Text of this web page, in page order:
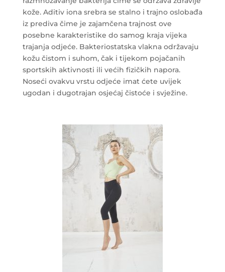
kože. Aditiv iona srebra se stalno i trajno oslobađa
iz prediva čime je zajamčena trajnost ove
posebne karakteristike do samog kraja vijeka
trajanja odjeće. Bakteriostatska vlakna održavaju
kožu čistom i suhom, čak i tijekom pojačanih
sportskih aktivnosti ili većih fizičkih napora.
Noseći ovakvu vrstu odjeće imat ćete uvijek
ugodan i dugotrajan osjećaj čistoće i svježine.